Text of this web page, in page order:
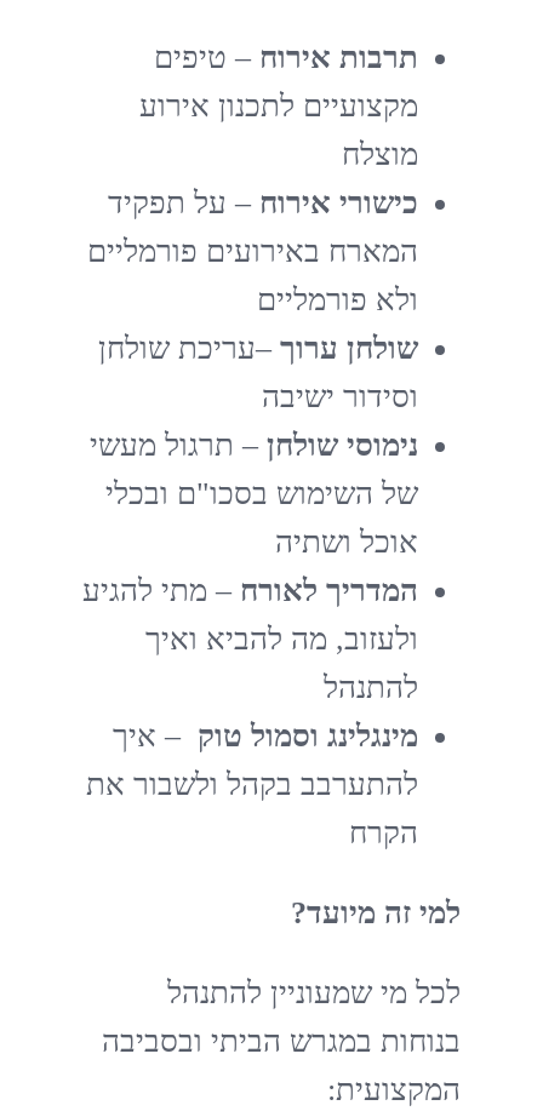
תרבות אירוח– טיפים
מקצועיים לתכנון אירוע
מוצלח
כישורי אירוח– על תפקיד
המארח באירועים פורמליים
ולא פורמליים
שולחן ערוך–עריכת שולחן
וסידור ישיבה
נימוסי שולחן– תרגול מעשי
של השימוש בסכו"ם ובכלי
אוכל ושתיה
המדריך לאורח– מתי להגיע
ולעזוב, מה להביא ואיך
להתנהל
מינגלינג וסמול טוק – איך
להתערבב בקהל ולשבור את
הקרח
למי זה מיועד?
לכל מי שמעוניין להתנהל
בנוחות במגרש הביתי ובסביבה
המקצועית: